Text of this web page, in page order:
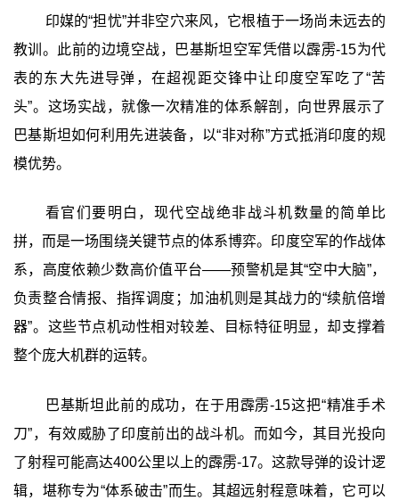
印媒的“担忧”并非空穴来风，它根植于一场尚未远去的
教训。此前的边境空战，巴基斯坦空军凭借以霹雳-15为代
表的东大先进导弹，在超视距交锋中让印度空军吃了“苦
头”。这场实战，就像一次精准的体系解剖，向世界展示了
巴基斯坦如何利用先进装备，以“非对称”方式抵消印度的规
模优势。
看官们要明白，现代空战绝非战斗机数量的简单比
拼，而是一场围绕关键节点的体系博弈。印度空军的作战体
系，高度依赖少数高价值平台——预警机是其“空中大脑”，
负责整合情报、指挥调度；加油机则是其战力的“续航倍增
器”。这些节点机动性相对较差、目标特征明显，却支撑着
整个庞大机群的运转。
巴基斯坦此前的成功，在于用霹雳-15这把“精准手术
刀”，有效威胁了印度前出的战斗机。而如今，其目光投向
了射程可能高达400公里以上的霹雳-17。这款导弹的设计逻
辑，堪称专为“体系破击”而生。其超远射程意味着，它可以